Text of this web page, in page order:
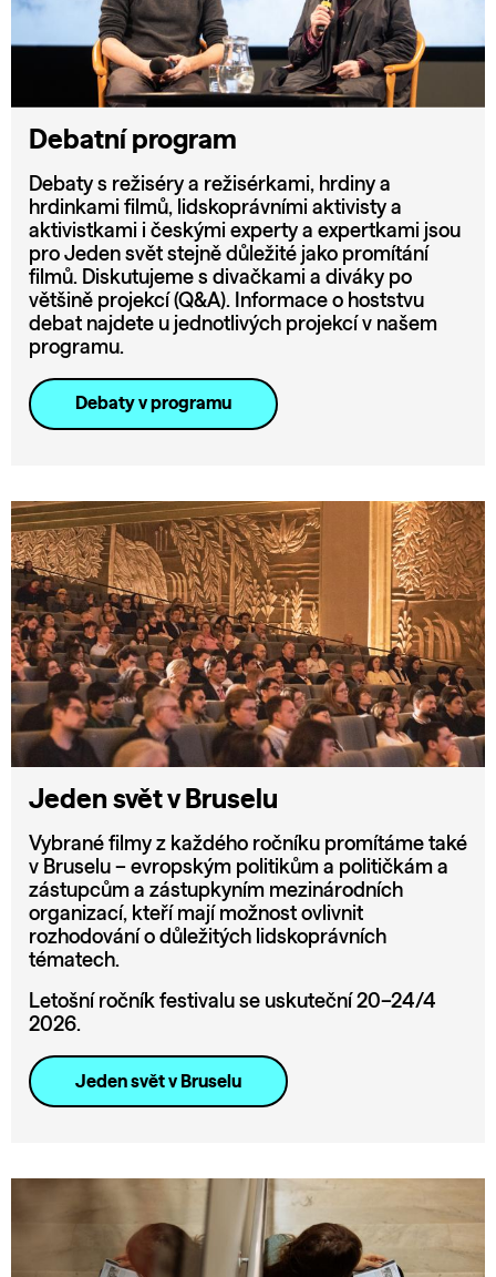
Debatní program
Debaty s režiséry a režisérkami, hrdiny a
hrdinkami filmů, lidskoprávními aktivisty a
aktivistkami i českými experty a expertkami jsou
pro Jeden svět stejně důležité jako promítání
filmů. Diskutujeme s divačkami a diváky po
většině projekcí (Q&A). Informace o hoststvu
debat najdete u jednotlivých projekcí v našem
programu.
Debaty v programu
Jeden svět v Bruselu
Vybrané filmy z každého ročníku promítáme také
v Bruselu – evropským politikům a političkám a
zástupcům a zástupkyním mezinárodních
organizací, kteří mají možnost ovlivnit
rozhodování o důležitých lidskoprávních
tématech.
Letošní ročník festivalu se uskuteční 20–24/4
2026.
Jeden svět v Bruselu